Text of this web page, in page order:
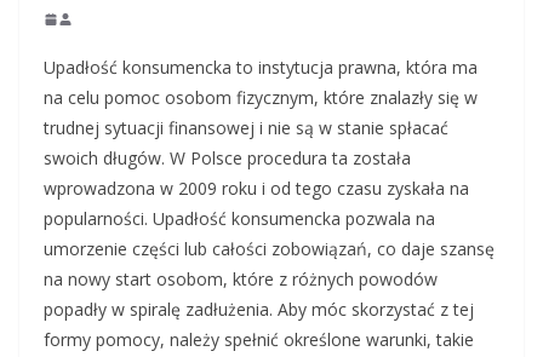
Upadłość konsumencka to instytucja prawna, która ma
na celu pomoc osobom fizycznym, które znalazły się w
trudnej sytuacji finansowej i nie są w stanie spłacać
swoich długów. W Polsce procedura ta została
wprowadzona w 2009 roku i od tego czasu zyskała na
popularności. Upadłość konsumencka pozwala na
umorzenie części lub całości zobowiązań, co daje szansę
na nowy start osobom, które z różnych powodów
popadły w spiralę zadłużenia. Aby móc skorzystać z tej
formy pomocy, należy spełnić określone warunki, takie